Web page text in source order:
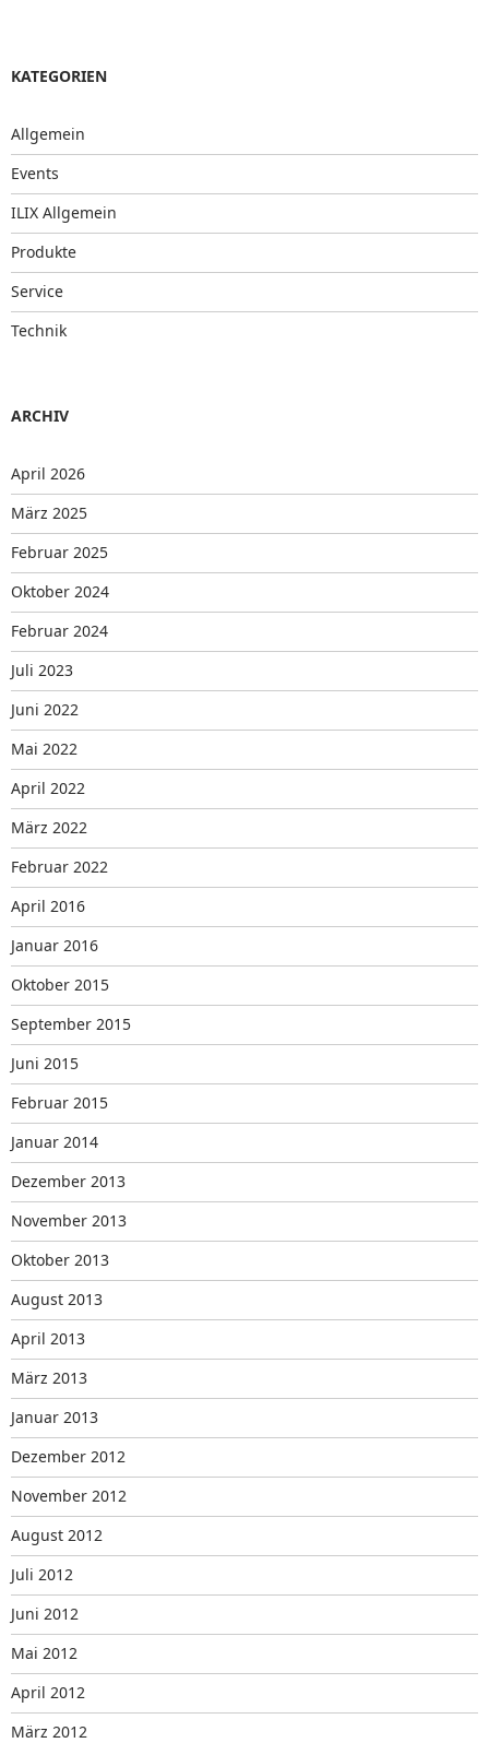
KATEGORIEN
Allgemein
Events
ILIX Allgemein
Produkte
Service
Technik
ARCHIV
April 2026
März 2025
Februar 2025
Oktober 2024
Februar 2024
Juli 2023
Juni 2022
Mai 2022
April 2022
März 2022
Februar 2022
April 2016
Januar 2016
Oktober 2015
September 2015
Juni 2015
Februar 2015
Januar 2014
Dezember 2013
November 2013
Oktober 2013
August 2013
April 2013
März 2013
Januar 2013
Dezember 2012
November 2012
August 2012
Juli 2012
Juni 2012
Mai 2012
April 2012
März 2012